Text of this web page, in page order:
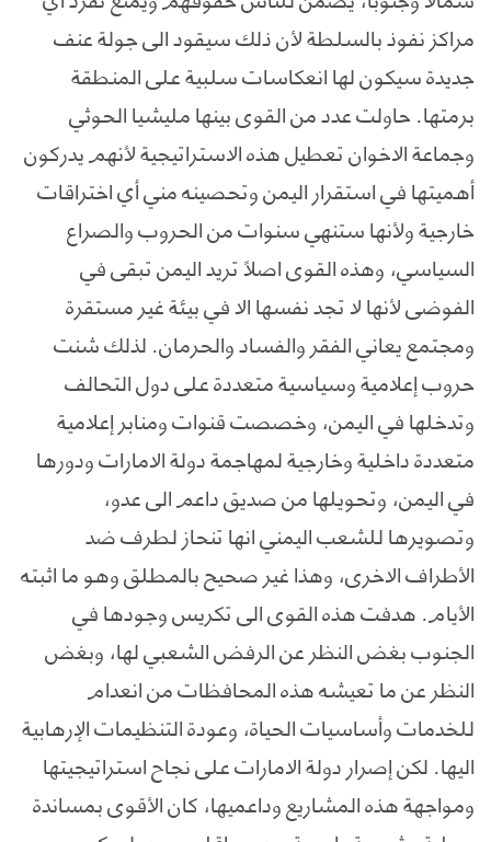
مراكز نفوذ بالسلطة لأن ذلك سيقود الى جولة عنف
جديدة سيكون لها انعكاسات سلبية على المنطقة
برمتها. حاولت عدد من القوى بينها مليشيا الحوثي
وجماعة الاخوان تعطيل هذه الاستراتيجية لأنهم يدركون
أهميتها في استقرار اليمن وتحصينه مني أي اختراقات
خارجية ولأنها ستنهي سنوات من الحروب والصراع
السياسي، وهذه القوى اصلاً تريد اليمن تبقى في
الفوضى لأنها لا تجد نفسها الا في بيئة غير مستقرة
ومجتمع يعاني الفقر والفساد والحرمان. لذلك شنت
حروب إعلامية وسياسية متعددة على دول التحالف
وتدخلها في اليمن، وخصصت قنوات ومنابر إعلامية
متعددة داخلية وخارجية لمهاجمة دولة الامارات ودورها
في اليمن، وتحويلها من صديق داعم الى عدو،
وتصويرها للشعب اليمني انها تنحاز لطرف ضد
الأطراف الاخرى، وهذا غير صحيح بالمطلق وهو ما اثبته
الأيام. هدفت هذه القوى الى تكريس وجودها في
الجنوب بغض النظر عن الرفض الشعبي لها، وبغض
النظر عن ما تعيشه هذه المحافظات من انعدام
للخدمات وأساسيات الحياة، وعودة التنظيمات الإرهابية
اليها. لكن إصرار دولة الامارات على نجاح استراتيجيتها
ومواجهة هذه المشاريع وداعميها، كان الأقوى بمساندة